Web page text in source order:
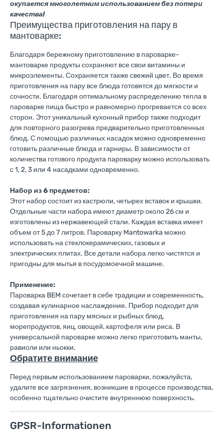
окупается многолетним использованием без потери
качества!
Преимущества приготовления на пару в
мантоварке:
Благодаря бережному приготовлению в пароварке-
мантоварке продукты сохраняют все свои витамины и
микроэлементы. Сохраняется также свежий цвет. Во время
приготовления на пару все блюда готовятся до мягкости и
сочности. Благодаря оптимальному распределению тепла в
пароварке пища быстро и равномерно прогревается со всех
сторон. Этот уникальный кухонный прибор также подходит
для повторного разогрева предварительно приготовленных
блюд. С помощью различных насадок можно одновременно
готовить различные блюда и гарниры. В зависимости от
количества готового продукта пароварку можно использовать
с 1, 2, 3 или 4 насадками одновременно.
Набор из 6 предметов:
Этот набор состоит из кастрюли, четырех вставок и крышки.
Отдельные части набора имеют диаметр около 26 см и
изготовлены из нержавеющей стали. Каждая вставка имеет
объем от 5 до 7 литров. Пароварку Mantowarka можно
использовать на стеклокерамических, газовых и
электрических плитах. Все детали набора легко чистятся и
пригодны для мытья в посудомоечной машине.
Применение:
Пароварка BEM сочетает в себе традиции и современность,
создавая кулинарное наслаждение. Прибор подходит для
приготовления на пару мясных и рыбных блюд,
морепродуктов, яиц, овощей, картофеля или риса. В
универсальной пароварке можно легко приготовить манты,
равиоли или ньокки.
Обратите внимание
Перед первым использованием пароварки, пожалуйста,
удалите все загрязнения, возникшие в процессе производства,
особенно тщательно очистите внутреннюю поверхность.
GPSR-Informationen